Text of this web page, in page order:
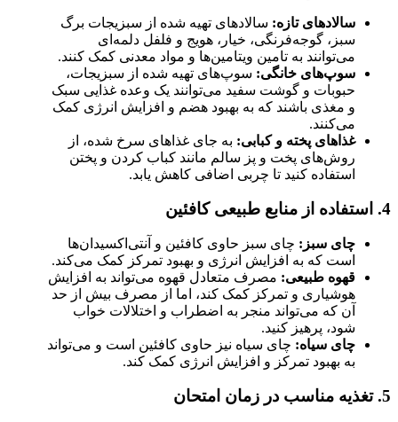
سالادهای تازه: سالادهای تهیه شده از سبزیجات برگ
سبز، گوجه‌فرنگی، خیار، هویج و فلفل دلمه‌ای
می‌توانند به تامین ویتامین‌ها و مواد معدنی کمک کنند.
سوپ‌های خانگی: سوپ‌های تهیه شده از سبزیجات،
حبوبات و گوشت سفید می‌توانند یک وعده غذایی سبک
و مغذی باشند که به بهبود هضم و افزایش انرژی کمک
می‌کنند.
غذاهای پخته و کبابی: به جای غذاهای سرخ شده، از
روش‌های پخت و پز سالم مانند کباب کردن و پختن
استفاده کنید تا چربی اضافی کاهش یابد.
4. استفاده از منابع طبیعی کافئین
چای سبز: چای سبز حاوی کافئین و آنتی‌اکسیدان‌ها
است که به افزایش انرژی و بهبود تمرکز کمک می‌کند.
قهوه طبیعی: مصرف متعادل قهوه می‌تواند به افزایش
هوشیاری و تمرکز کمک کند، اما از مصرف بیش از حد
آن که می‌تواند منجر به اضطراب و اختلالات خواب
شود، پرهیز کنید.
چای سیاه: چای سیاه نیز حاوی کافئین است و می‌تواند
به بهبود تمرکز و افزایش انرژی کمک کند.
5. تغذیه مناسب در زمان امتحان